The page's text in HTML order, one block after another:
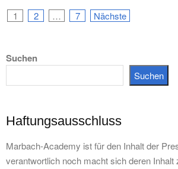
Seitennummerierung
Beiträge
1 2 … 7 Nächste
Suchen
Suchen
Haftungsausschluss
Marbach-Academy ist für den Inhalt der
verantwortlich noch macht sich deren Inhalt